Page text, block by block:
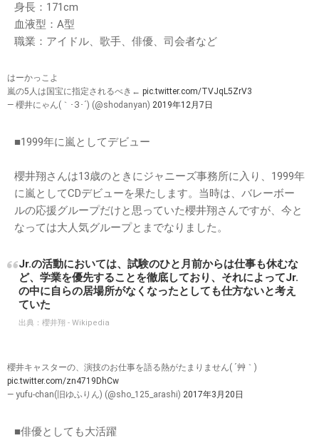
身長：171cm
血液型：A型
職業：アイドル、歌手、俳優、司会者など
はーかっこよ
嵐の5人は国宝に指定されるべき← pic.twitter.com/TVJqL5ZrV3
— 櫻井にゃん(｀･З･´) (@shodanyan) 2019年12月7日
■1999年に嵐としてデビュー
櫻井翔さんは13歳のときにジャニーズ事務所に入り、1999年
に嵐としてCDデビューを果たします。当時は、バレーボー
ルの応援グループだけと思っていた櫻井翔さんですが、今と
なっては大人気グループとまでなりました。
Jr.の活動においては、試験のひと月前からは仕事も休むな
ど、学業を優先することを徹底しており、それによってJr.
の中に自らの居場所がなくなったとしても仕方ないと考え
ていた
出典： 櫻井翔 - Wikipedia
櫻井キャスターの、演技のお仕事を語る熱がたまりません( ´艸｀)
pic.twitter.com/zn4719DhCw
— yufu-chan(旧ゆふりん) (@sho_125_arashi) 2017年3月20日
■俳優としても大活躍